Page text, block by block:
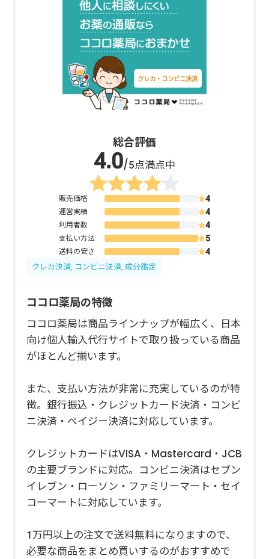
総合評価
/5点満点中
販売価格
運営実績
利用者数
支払い方法
送料の安さ
クレカ決済, コンビニ決済, 成分鑑定
ココロ薬局の特徴
ココロ薬局は商品ラインナップが幅広く、日本
向け個人輸入代行サイトで取り扱っている商品
がほとんど揃います。
また、支払い方法が非常に充実しているのが特
徴。銀行振込・クレジットカード決済・コンビ
ニ決済・ペイジー決済に対応しています。
クレジットカードはVISA・Mastercard・JCB
の主要ブランドに対応。コンビニ決済はセブン
イレブン・ローソン・ファミリーマート・セイ
コーマートに対応しています。
1万円以上の注文で送料無料になりますので、
必要な商品をまとめ買いするのがおすすめで